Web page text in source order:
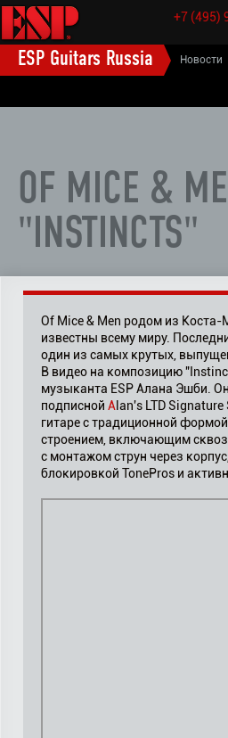
+7 (495)
ESP Guitars Russia Новости
OF MICE &
"INSTINCTS"
Of Mice & Men родом из
известны всему миру.
один из самых крутых,
В видео на композицию
музыканта ESP Алана Эшби.
подписной A lan's LTD
гитаре с традиционной
строением, включающим
с монтажом струн через
блокировкой TonePros и